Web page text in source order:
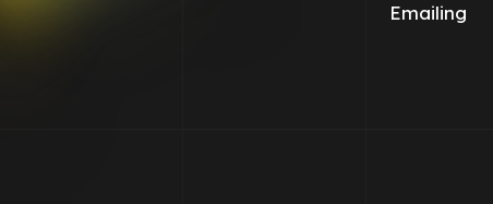
Emailing